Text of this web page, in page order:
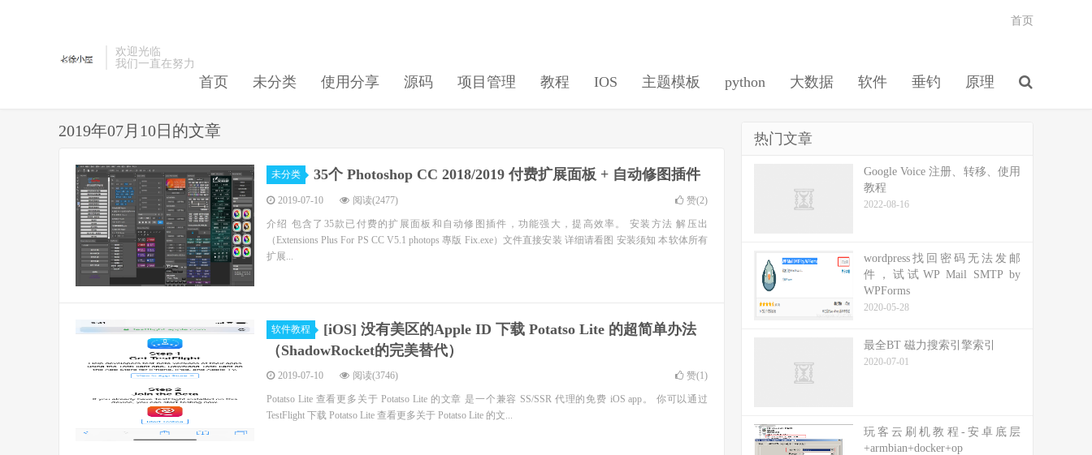
欢迎光临
我们一直在努力
首页 未分类 使用分享 源码 项目管理 教程 IOS 主题模板 python 大数据 软件 垂钓 原理
首页
2019年07月10日的文章
未分类 35个 Photoshop CC 2018/2019 付费扩展面板 + 自动修图插件
2019-07-10 阅读(2477) 赞(2)
介绍 包含了35款已付费的扩展面板和自动修图插件，功能强大，提高效率。 安装方法 解压出
（Extensions Plus For PS CC V5.1 photops 專版 Fix.exe）文件直接安装 详细请看图 安装须知 本软体所有
扩展...
软件教程
[iOS] 没有美区的Apple ID 下载 Potatso Lite 的超简单办法
（ShadowRocket的完美替代）
2019-07-10 阅读(3746) 赞(1)
Potatso Lite 查看更多关于 Potatso Lite 的文章 是一个兼容 SS/SSR 代理的免费 iOS app。 你可以通过
TestFlight 下载 Potatso Lite 查看更多关于 Potatso Lite 的文...
热门文章
Google Voice 注册、转移、使用
教程
2022-08-16
wordpress找回密码无法发邮
件，试试WP Mail SMTP by
WPForms
2020-05-28
最全BT 磁力搜索引擎索引
2020-07-01
玩客云刷机教程-安卓底层
+armbian+docker+op